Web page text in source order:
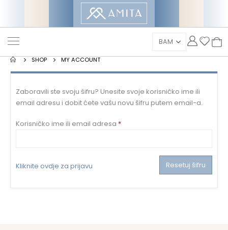
SHOP MY ACCOUNT
Zaboravili ste svoju šifru? Unesite svoje korisničko ime ili
email adresu i dobit ćete vašu novu šifru putem email-a.
Korisničko ime ili email adresa *Mandatorno
Kliknite ovdje za prijavu Resetuj šifru